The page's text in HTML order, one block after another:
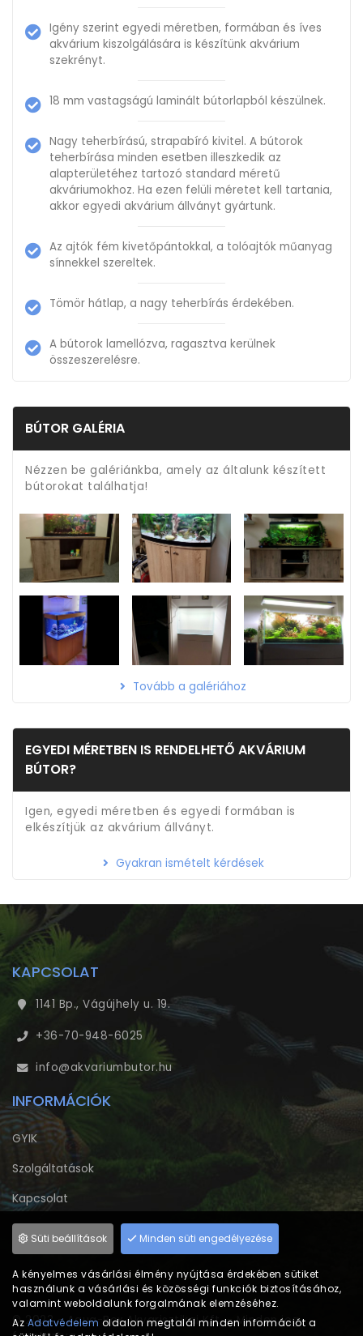
Igény szerint egyedi méretben, formában és íves
akvárium kiszolgálására is készítünk akvárium
szekrényt.
18 mm vastagságú laminált bútorlapból készülnek.
Nagy teherbírású, strapabíró kivitel. A bútorok
teherbírása minden esetben illeszkedik az
alapterületéhez tartozó standard méretű
akváriumokhoz. Ha ezen felüli méretet kell tartania,
akkor egyedi akvárium állványt gyártunk.
Az ajtók fém kivetőpántokkal, a tolóajtók műanyag
sínnekkel szereltek.
Tömör hátlap, a nagy teherbírás érdekében.
A bútorok lamellózva, ragasztva kerülnek
összeszerelésre.
BÚTOR GALÉRIA
Nézzen be galériánkba, amely az általunk készített
bútorokat találhatja!
Tovább a galériához
EGYEDI MÉRETBEN IS RENDELHETŐ AKVÁRIUM
BÚTOR?
Igen, egyedi méretben és egyedi formában is
elkészítjük az akvárium állványt.
Gyakran ismételt kérdések
KAPCSOLAT
1141 Bp., Vágújhely u. 19.
+36-70-948-6025
info@akvariumbutor.hu
INFORMÁCIÓK
GYIK
Szolgáltatások
Kapcsolat
Adatvédelem
© 2023 - Aqua-Box Akvarisztikai Kft. - Minden jog
Süti beállítások Minden süti engedélyezése
A kényelmes vásárlási élmény nyújtása érdekében sütiket
használunk a vásárlási és közösségi funkciók biztosításához,
valamint weboldalunk forgalmának elemzéséhez.
Az Adatvédelem oldalon megtalál minden információt a